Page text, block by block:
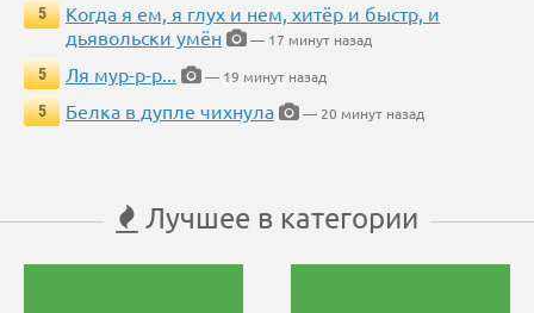
5
Когда я ем, я глух и нем, хитёр и быстр, и
дьявольски умён
— 17 минут назад
5
Ля мур-р-р...
— 19 минут назад
5
Белка в дупле чихнула — 20 минут назад
Лучшее в категории